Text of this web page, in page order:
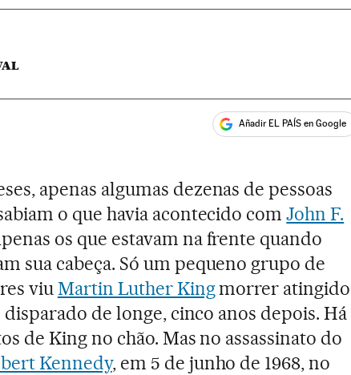
Añadir EL PAÍS en Google
apenas algumas dezenas de pessoas
o que havia acontecido comJohn F.
os que estavam na frente quando
sua cabeça. Só um pequeno grupo de
viuMartin Luther Kingmorrer atingido
de longe, cinco anos depois. Há
de King no chão. Mas no assassinato do
Kennedy, em 5 de junho de 1968, no